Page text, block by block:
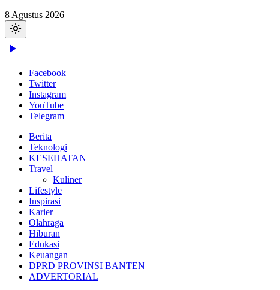
8 Agustus 2026
Facebook
Twitter
Instagram
YouTube
Telegram
Berita
Teknologi
KESEHATAN
Travel
Kuliner
Lifestyle
Inspirasi
Karier
Olahraga
Hiburan
Edukasi
Keuangan
DPRD PROVINSI BANTEN
ADVERTORIAL